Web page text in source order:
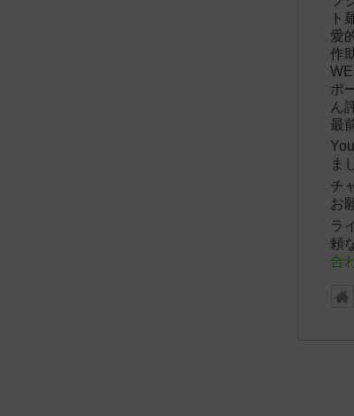
ト
愛
作
ポ
ん
最
ま
チ
お
ラ
頼
合